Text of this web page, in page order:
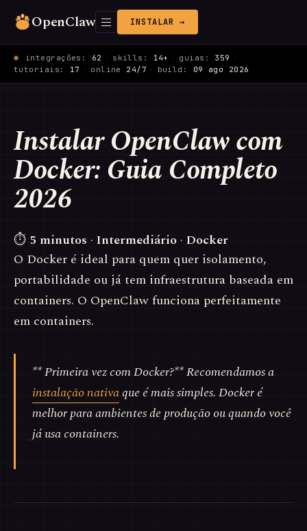
OpenClaw INSTALAR →
integrações: 62 · skills: 14+ · guias: 359 ·
tutoriais: 17 · online 24/7 · build: 09 ago 2026
Instalar OpenClaw com
Docker: Guia Completo
2026
⏱ 5 minutos · Intermediário · Docker
O Docker é ideal para quem quer isolamento,
portabilidade ou já tem infraestrutura baseada em
containers. O OpenClaw funciona perfeitamente
em containers.
** Primeira vez com Docker?** Recomendamos a
instalação nativaque é mais simples. Docker é
melhor para ambientes de produção ou quando você
já usa containers.